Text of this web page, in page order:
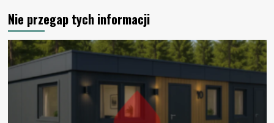
Nie przegap tych informacji